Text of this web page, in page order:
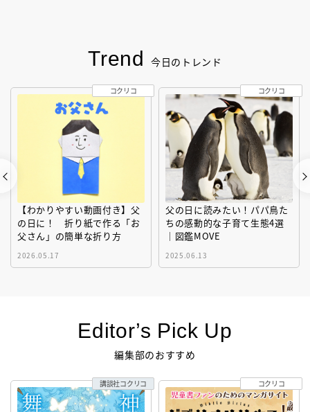
Trend 今日のトレンド
【わかりやすい動画付き】父
の日に！ 折り紙で作る「お
父さん」の簡単な折り方
2026.05.17
コクリコ
父の日に読みたい！パパ鳥た
ちの感動的な子育て生態4選
｜図鑑MOVE
2025.06.13
コクリコ
Editor’s Pick Up
編集部のおすすめ
講談社コクリコ コクリコ